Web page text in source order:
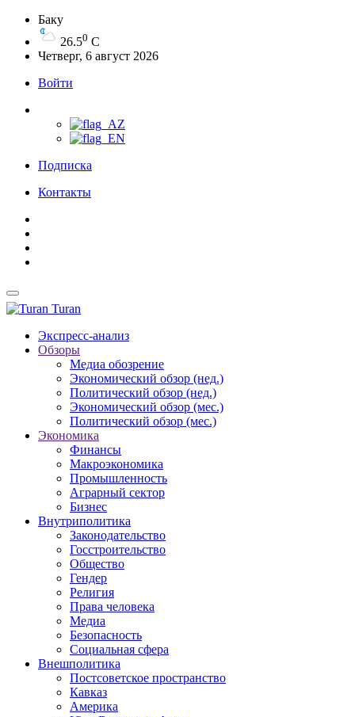
Баку
26.50 C
Четверг, 6 август 2026
Войти
Подписка
Контакты
Turan
Экспресс-анализ
Обзоры
Медиа обозрение
Экономический обзор (нед.)
Политический обзор (нед.)
Экономический обзор (мес.)
Политический обзор (мес.)
Экономика
Финансы
Макроэкономика
Промышленность
Аграрный сектор
Бизнес
Внутриполитика
Законодательство
Госстроительство
Общество
Гендер
Религия
Права человека
Медиа
Безопасность
Социальная сфера
Внешполитика
Постсоветское пространство
Кавказ
Америка